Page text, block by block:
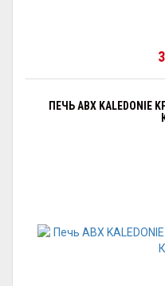
ПЕЧЬ ABX KALEDONIE